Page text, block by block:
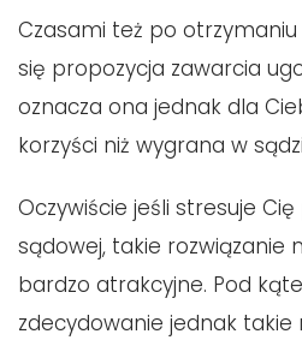
Czasami też po
się propozycja zawarcia
oznacza ona jednak dla
korzyści niż wygrana w
Oczywiście jeśli stresuje
sądowej, takie rozwiązanie
bardzo atrakcyjne. Pod
zdecydowanie jednak takie